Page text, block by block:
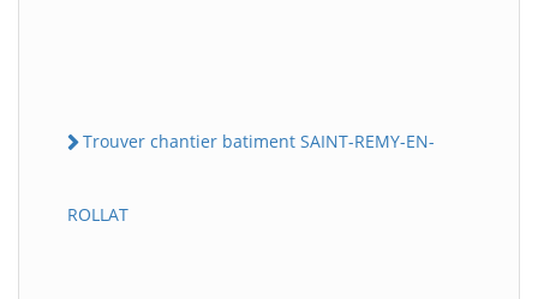
Trouver chantier batiment SAINT-REMY-EN-
ROLLAT